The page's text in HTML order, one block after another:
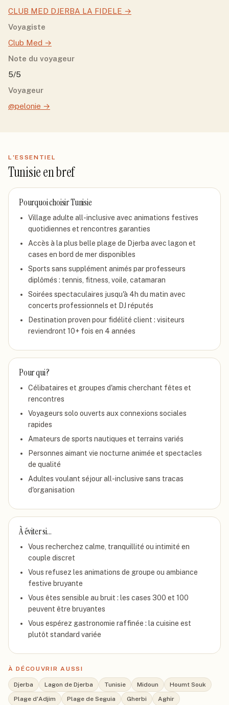
CLUB MED DJERBA LA FIDELE →
Voyagiste
Club Med →
Note du voyageur
5/5
Voyageur
@pelonie →
L'ESSENTIEL
Tunisieen bref
Pourquoi choisirTunisie
Village adulte all-inclusive avec animations festives
quotidiennes et rencontres garanties
Accès à la plus belle plage de Djerba avec lagon et
cases en bord de mer disponibles
Sports sans supplément animés par professeurs
diplômés : tennis, fitness, voile, catamaran
Soirées spectaculaires jusqu'à 4h du matin avec
concerts professionnels et DJ réputés
Destination proven pour fidélité client : visiteurs
reviendront 10+ fois en 4 années
Pour qui ?
Célibataires et groupes d'amis cherchant fêtes et
rencontres
Voyageurs solo ouverts aux connexions sociales
rapides
Amateurs de sports nautiques et terrains variés
Personnes aimant vie nocturne animée et spectacles
de qualité
Adultes voulant séjour all-inclusive sans tracas
d'organisation
À éviter si…
Vous recherchez calme, tranquillité ou intimité en
couple discret
Vous refusez les animations de groupe ou ambiance
festive bruyante
Vous êtes sensible au bruit : les cases 300 et 100
peuvent être bruyantes
Vous espérez gastronomie raffinée : la cuisine est
plutôt standard variée
À DÉCOUVRIR AUSSI
Djerba Lagon de Djerba Tunisie Midoun
Houmt Souk
Plage d'Adjim
Plage de Seguia Gherbi Aghir